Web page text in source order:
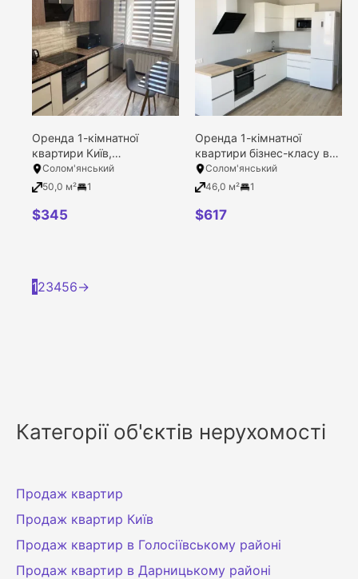
Категорії об'єктів нерухомості
Продаж квартир
Продаж квартир Київ
Продаж квартир в Голосіївському районі
Продаж квартир в Дарницькому районі
Оренда 1-кімнатної
квартири Київ,
Солом’янський район,
Радченка Петра вулиця,
Солом'янський
50,0 м²
1
$345
Оренда 1-кімнатної
квартири бізнес-класу в
ЖК Солом’янська 20А,
Київ, Солом’янський
вулиця, 20в
Солом'янський
46,0 м²
1
$617
123456→